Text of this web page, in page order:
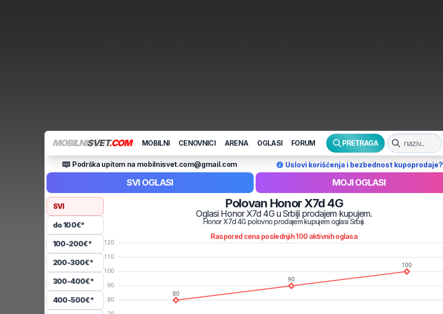
MOBILNISVET.COM MOBILNI CENOVNICI ARENA OGLASI FORUM PRETRAGA
Podrška upitom na mobilnisvet.com@gmail.com Uslovi korišćenja i bezbednost kupoprodaje?
SVI OGLASI MOJI OGLASI
SVI
do 100€*
100-200€*
200-300€*
300-400€*
400-500€*
Polovan HonorX7d 4G
Oglasi Honor X7d 4Gu Srbiji prodajem kupujem.
HonorX7d 4G polovno prodajem kupujem oglasi Srbiji.
Raspored cena poslednjih100 aktivnih oglasa